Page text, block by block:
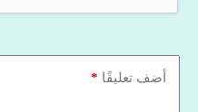
أضف تعليقًا *